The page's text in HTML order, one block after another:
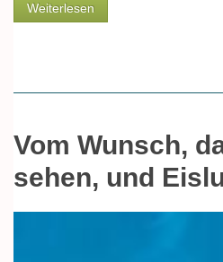
Weiterlesen
Vom Wunsch,
sehen, und